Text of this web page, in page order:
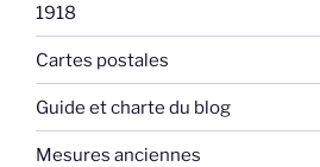
1918
Cartes postales
Guide et charte du blog
Mesures anciennes